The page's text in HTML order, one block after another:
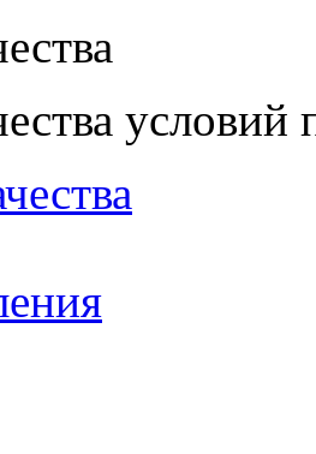
условий